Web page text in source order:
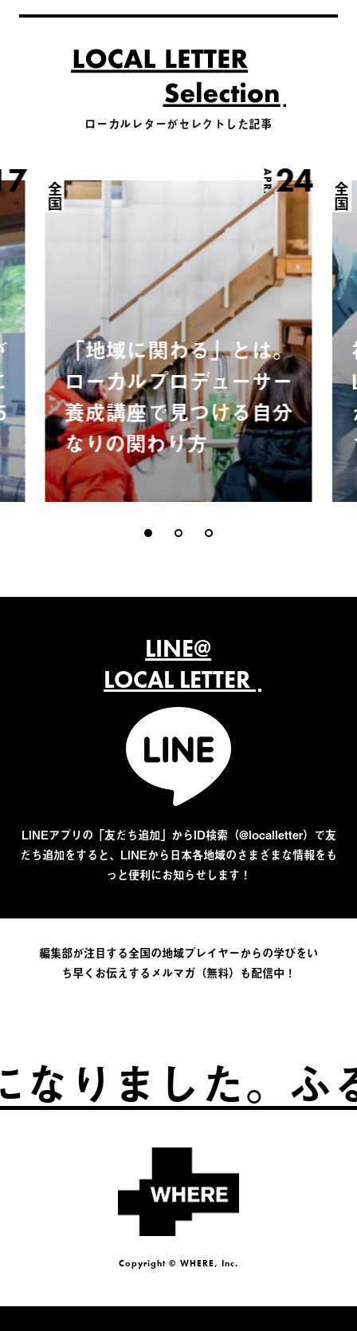
ローカルレターがセレクトした記事
APR.24
全国
「地域に関わる」とは。
ローカルプロデューサー
養成講座で見つける自分
なりの関わり方
全国
LINE@
LOCAL LETTER
LINEアプリの「友だち追加」からID検索（@localletter）で友
だち追加をすると、LINEから日本各地域のさまざまな情報をも
っと便利にお知らせします！
編集部が注目する全国の地域プレイヤーからの学びをい
ち早くお伝えするメルマガ（無料）も配信中！
た。ふるさと
Copyright © WHERE, Inc.